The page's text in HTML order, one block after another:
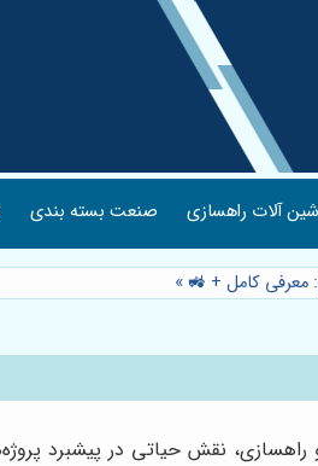
آلات راهسازی صنعت بسته بندی
معرفی کامل + 🚜 »
نقش حیاتی در پیشبرد